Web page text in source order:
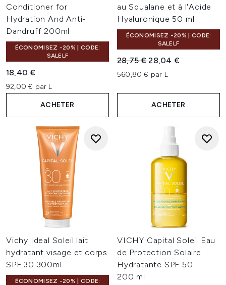
Conditioner for
Hydration And Anti-
Dandruff 200ml
ÉCONOMISEZ -20% | CODE:
SALELF
18,40 €
92,00 € par L
ACHETER
au Squalane et à l'Acide
Hyaluronique 50 ml
ÉCONOMISEZ -20% | CODE:
SALELF
Prix de vente :
28,75 €Prix ​​actuel :
28,04 €
560,80 € par L
ACHETER
Vichy Ideal Soleil lait
hydratant visage et corps
SPF 30 300ml
ÉCONOMISEZ -20% | CODE:
VICHY Capital Soleil Eau
de Protection Solaire
Hydratante SPF 50
200 ml